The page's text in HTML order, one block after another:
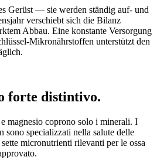
Gerüst — sie werden ständig auf- und
verschiebt sich die Bilanz
Abbau. Eine konstante Versorgung
Mikronährstoffen unterstützt den
forte distintivo.
magnesio coprono solo i minerali. I
sono specializzati nella salute delle
micronutrienti rilevanti per le ossa